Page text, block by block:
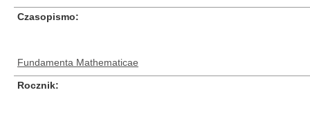
Czasopismo
Fundamenta Mathematicae
Rocznik